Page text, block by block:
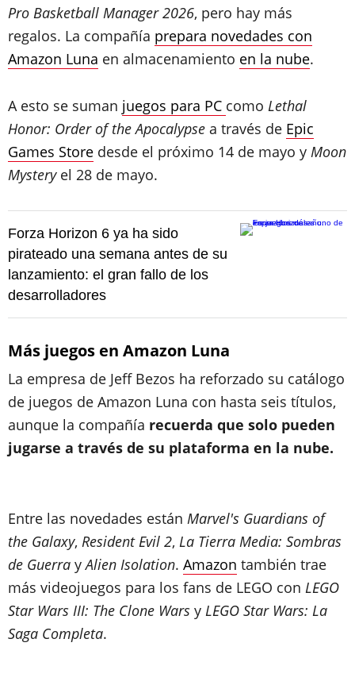
Pro Basketball Manager 2026, pero hay más
regalos. La compañía prepara novedades con
Amazon Luna en almacenamiento en la nube.
A esto se suman juegos para PC como Lethal
Honor: Order of the Apocalypse a través de Epic
Games Store desde el próximo 14 de mayo y Moon
Mysteryel 28 de mayo.
Forza Horizon 6 ya ha sido
pirateado una semana antes de su
lanzamiento: el gran fallo de los
desarrolladores
Más juegos en Amazon Luna
La empresa de Jeff Bezos ha reforzado su catálogo
de juegos de Amazon Luna con hasta seis títulos,
aunque la compañía recuerda que solo pueden
jugarse a través de su plataforma en la nube.
Entre las novedades están Marvel's Guardians of
the Galaxy, Resident Evil 2, La Tierra Media: Sombras
de Guerra yAlien Isolation. Amazon también trae
más videojuegos para los fans de LEGO con LEGO
Star Wars III: The Clone Wars y LEGO Star Wars: La
Saga Completa.